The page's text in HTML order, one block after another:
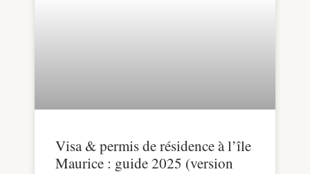
Visa & permis de résidence à l’île
Maurice : guide 2025 (version